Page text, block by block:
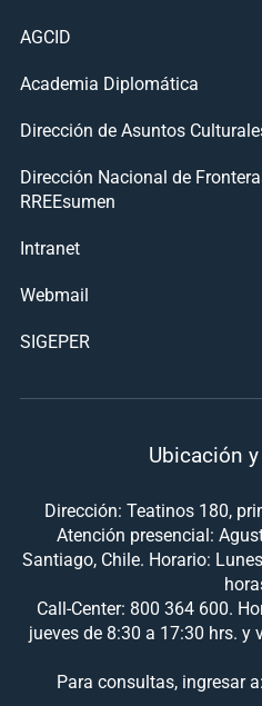
AGCID
Academia Diplomática
Dirección de Asuntos
Dirección Nacional de
RREEsumen
Intranet
Webmail
SIGEPER
Ubicación
Dirección: Teatinos 180,
Atención presencial:
Santiago, Chile. Horario:
Call-Center: 800 364 600.
jueves de 8:30 a 17:30 hrs. y
Para consultas, ingresar